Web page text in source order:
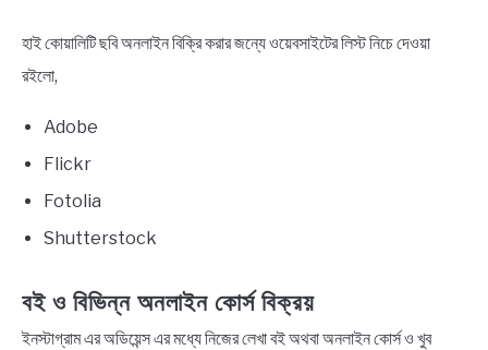
হাই কোয়ালিটি ছবি অনলাইন বিক্রি করার জন্যে ওয়েবসাইটের লিস্ট নিচে দেওয়া
রইলো,
Adobe
Flickr
Fotolia
Shutterstock
বই ও বিভিন্ন অনলাইন কোর্স বিক্রয়
ইনস্টাগ্রাম এর অডিয়েন্স এর মধ্যে নিজের লেখা বই অথবা অনলাইন কোর্স ও খুব